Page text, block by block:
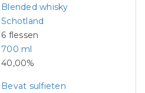
Blended whisky
Schotland
6 flessen
700 ml
40,00%
Bevat sulfieten